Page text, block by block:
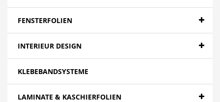
FENSTERFOLIEN
INTERIEUR DESIGN
KLEBEBANDSYSTEME
LAMINATE & KASCHIERFOLIEN